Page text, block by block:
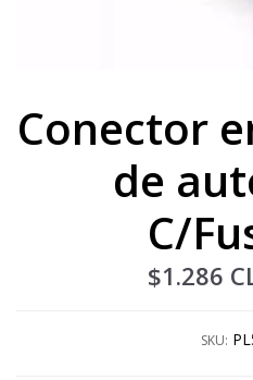
Conector
de
C/
$1.286
SKU: